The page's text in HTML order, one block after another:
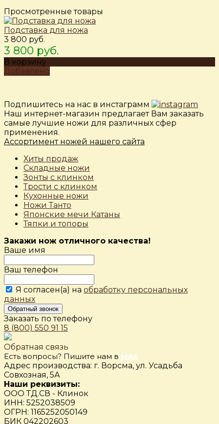
Просмотренные товары
Подставка для ножа
3 800 руб.
3 800 руб.
В корзину
Добавлено
Подпишитесь на нас в инстаграмм
Наш интернет-магазин предлагает Вам заказать
самые лучшие ножи для различных сфер
применения.
Ассортимент ножей нашего сайта
Хиты продаж
Складные ножи
Зонты с клинком
Трости с клинком
Кухонные ножи
Ножи Танто
Японские мечи Катаны
Тяпки и топоры
Закажи нож отличного качества!
Ваше имя
Ваш телефон
Я согласен(а) на обработку персональных
данных
Обратный звонок
Заказать по телефону
8 (800) 550 91 15
Обратная связь
Есть вопросы? Пишите нам в MAX
Адрес производства: г. Ворсма, ул. Усадьба
Совхозная, 5А
Наши реквизиты:
ООО ТД.СВ - Клинок
ИНН: 5252038509
ОГРН: 1165252050149
БИК 042202603